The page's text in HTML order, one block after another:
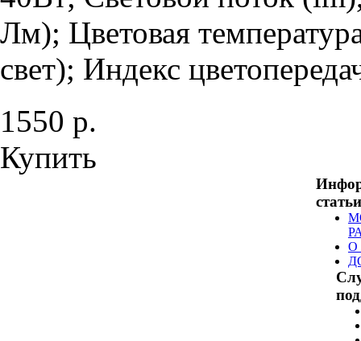
Лм); Цветовая
свет); Индекс
1550 р.
Купить
статьи
О